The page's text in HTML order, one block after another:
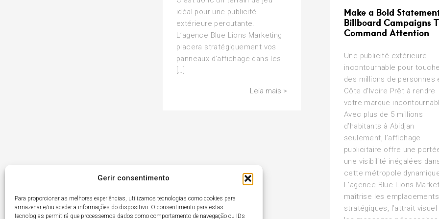
Gerir consentimento
Para proporcionar as melhores experiências, utilizamos tecnologias como cookies para
armazenar e/ou aceder a informações do dispositivo. O consentimento para estas
tecnologias permitirá que processemos dados como comportamento de navegação ou IDs
idéal pour une publicité
extérieure percutante.
L’agence Blue Lions Marketing
placera stratégiquement vos
panneaux d’affichage dans les
[…]
Leia mais >
Make a Bold
Billboard Campaigns
Command Attention
Une publicité extérieure
incontournable pour
des millions de personnes
Côte d’Ivoire Prêt à rendre
votre marque
Avec plus de 5 millions
d’habitants à Abidjan
seulement, l’affichage
publicitaire offre une
une visibilité inégalées
cette métropole
L’agence Blue Lions
maîtrise les emplacements
stratégiques, l’attrait